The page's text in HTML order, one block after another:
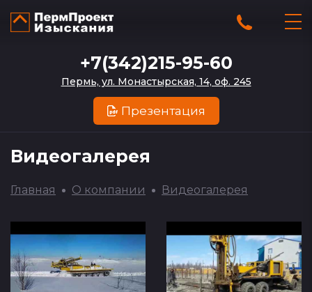
+7(342)215-95-60
Пермь, ул. Монастырская, 14, оф. 245
Презентация
Видеогалерея
Главная О компании Видеогалерея